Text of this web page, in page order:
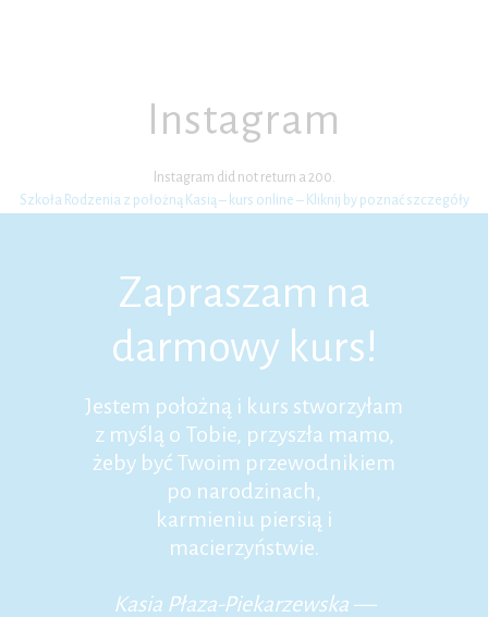
Instagram
Instagram did not return a 200.
Szkoła Rodzenia z położną Kasią – kurs online – Kliknij by poznać szczegóły
Zapraszam na
darmowy kurs!
Jestem położną i kurs stworzyłam
z myślą o Tobie, przyszła mamo,
żeby być Twoim przewodnikiem
po narodzinach,
karmieniu piersią i
macierzyństwie.
Kasia Płaza-Piekarzewska —